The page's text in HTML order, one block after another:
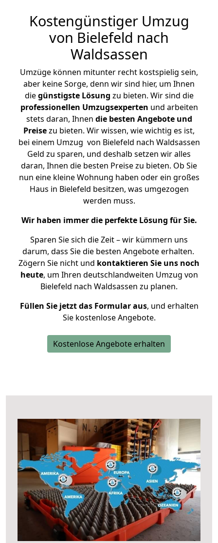
Kostengünstiger Umzug
von Bielefeld nach
Waldsassen
Umzüge können mitunter recht kostspielig sein,
aber keine Sorge, denn wir sind hier, um Ihnen
diegünstigste Lösung zu bieten. Wir sind die
professionellen Umzugsexperten und arbeiten
stets daran, Ihnen die besten Angebote und
Preisezu bieten. Wir wissen, wie wichtig es ist,
bei einem Umzug von Bielefeld nach Waldsassen
Geld zu sparen, und deshalb setzen wir alles
daran, Ihnen die besten Preise zu bieten. Ob Sie
nun eine kleine Wohnung haben oder ein großes
Haus in Bielefeld besitzen, was umgezogen
werden muss.
Wir haben immer die perfekte Lösung für Sie.
Sparen Sie sich die Zeit – wir kümmern uns
darum, dass Sie die besten Angebote erhalten.
Zögern Sie nicht und kontaktieren Sie uns noch
heute, um Ihren deutschlandweiten Umzug von
Bielefeld nach Waldsassen zu planen.
Füllen Sie jetzt das Formular aus, und erhalten
Sie kostenlose Angebote.
Kostenlose Angebote erhalten